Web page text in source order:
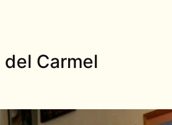
Carmel